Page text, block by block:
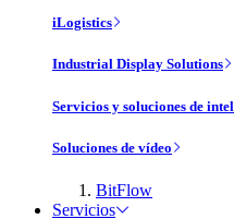
iLogistics
Industrial Display Solutions
Servicios y soluciones de
Soluciones de vídeo
BitFlow
Servicios